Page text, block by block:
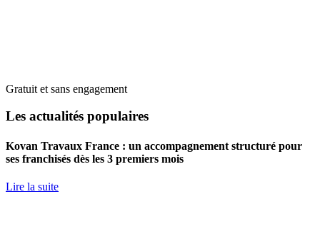
Gratuit et sans engagement
Les actualités populaires
Kovan Travaux France : un accompagnement structuré pour
ses franchisés dès les 3 premiers mois
Lire la suite